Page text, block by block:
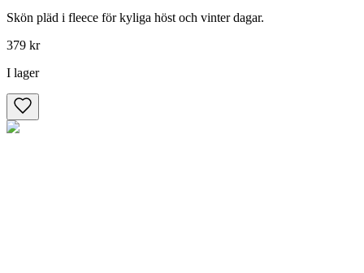
Skön pläd i fleece för kyliga höst och vinter dagar.
379 kr
I lager